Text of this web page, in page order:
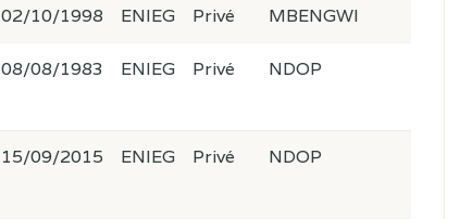
02/10/1998 ENIEG Privé MBENGWI
08/08/1983 ENIEG Privé NDOP
15/09/2015 ENIEG Privé NDOP